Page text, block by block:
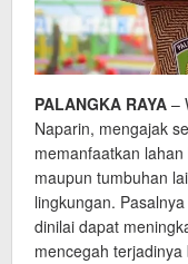
PALANGKA RAYA –
Naparin, mengajak
memanfaatkan
maupun tumbuhan
lingkungan.
dinilai dapat
mencegah terjadinya